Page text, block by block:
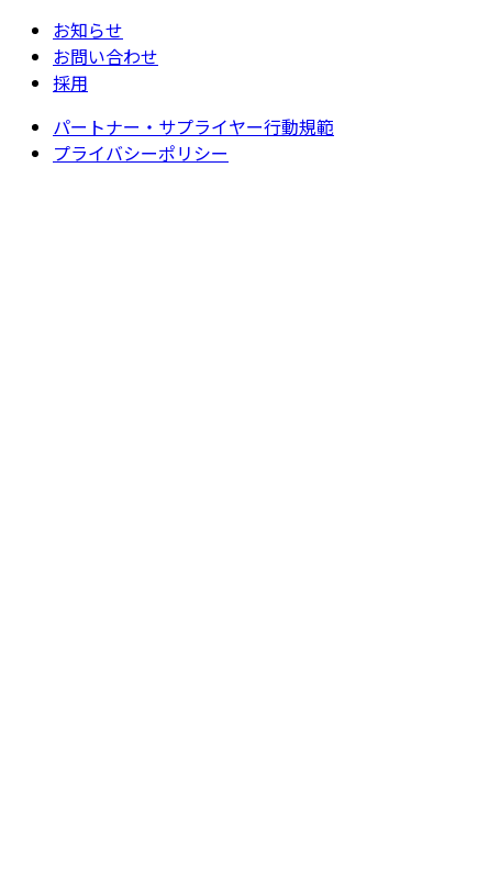
お知らせ
お問い合わせ
採用
パートナー・サプライヤー行動規範
プライバシーポリシー